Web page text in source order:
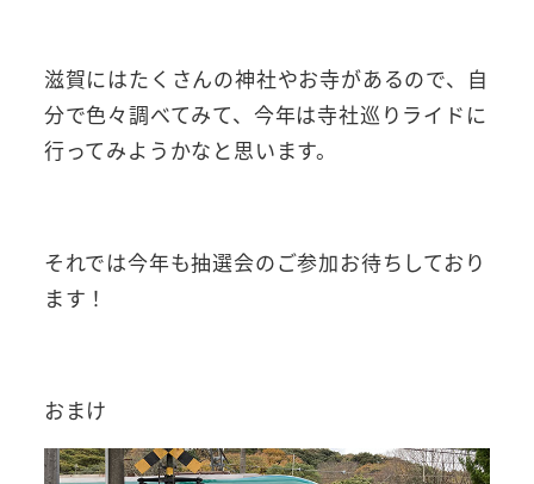
滋賀にはたくさんの神社やお寺があるので、自
分で色々調べてみて、今年は寺社巡りライドに
行ってみようかなと思います。
それでは今年も抽選会のご参加お待ちしており
ます！
おまけ